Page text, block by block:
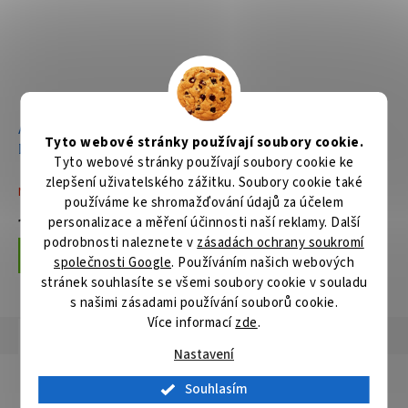
Tyto webové stránky používají soubory cookie.
Tyto webové stránky používají soubory cookie ke
zlepšení uživatelského zážitku. Soubory cookie také
používáme ke shromažďování údajů za účelem
personalizace a měření účinnosti naší reklamy. Další
podrobnosti naleznete v zásadách ochrany soukromí
společnosti Google. Používáním našich webových
stránek souhlasíte se všemi soubory cookie v souladu
s našimi zásadami používání souborů cookie.
Více informacízde.
Nastavení
Souhlasím
Aku sada
DDF486+DTD153+DGA504
Li-ion LXT 18V/5,0Ah
Není skladem
15 992 Kč
Do košíku
Detailní popis produktu